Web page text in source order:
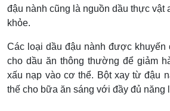
đậu nành cũng là nguồn dầu thực vật
khỏe.
Các loại dầu đậu nành được khuyến
cho dầu ăn thông thường để giảm
xấu nạp vào cơ thể. Bột xay từ đậu
thế cho bữa ăn sáng với đầy đủ năng